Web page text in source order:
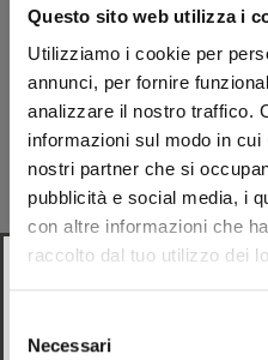
Questo sito web utilizza i
Utilizziamo i cookie per
annunci, per fornire
analizzare il nostro traffico.
informazioni sul modo in
nostri partner che si
pubblicità e social media, i
con altre informazioni che
raccolto dal tuo utilizzo dei
delNecessari